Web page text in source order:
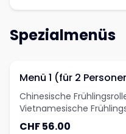
Spezialmenüs
Menü 1 (für 2
Chinesische
Vietnamesische
pao und Rindfleisch mit
CHF 56.00